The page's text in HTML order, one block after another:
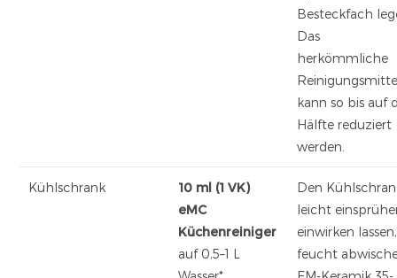
Besteckfach
Das
herkömmliche
kann so bis auf
Hälfte reduziert
werden.
Kühlschrank
10 ml (1 VK)
eMC
Küchenreiniger
auf 0,5–1 L
Den
leicht
einwirken lassen,
feucht